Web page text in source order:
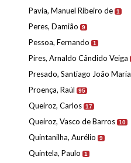
Pavia, Manuel Ribeiro de 1
Peres, Damião 9
Pessoa, Fernando 1
Pires, Arnaldo Cândido Veiga
Presado, Santiago João Maria
Proença, Raúl 95
Queiroz, Carlos 17
Queiroz, Vasco de Barros 10
Quintanilha, Aurélio 9
Quintela, Paulo 1